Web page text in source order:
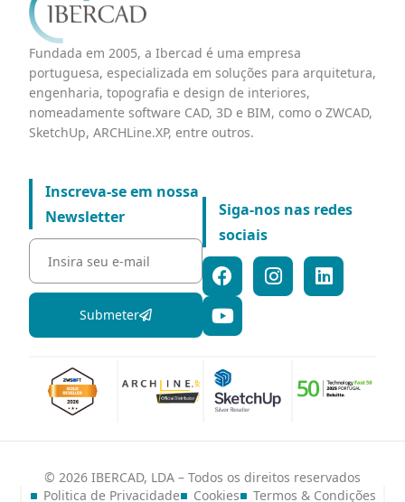
Fundada em 2005, a Ibercad é uma empresa
portuguesa, especializada em soluções para arquitetura,
engenharia, topografia e design de interiores,
nomeadamente software CAD, 3D e BIM, como o ZWCAD,
SketchUp, ARCHLine.XP, entre outros.
Inscreva-se em nossa
Newsletter
Submeter
Siga-nos nas redes
sociais
© 2026 IBERCAD, LDA – Todos os direitos reservados
Politica de Privacidade
Cookies Termos & Condições